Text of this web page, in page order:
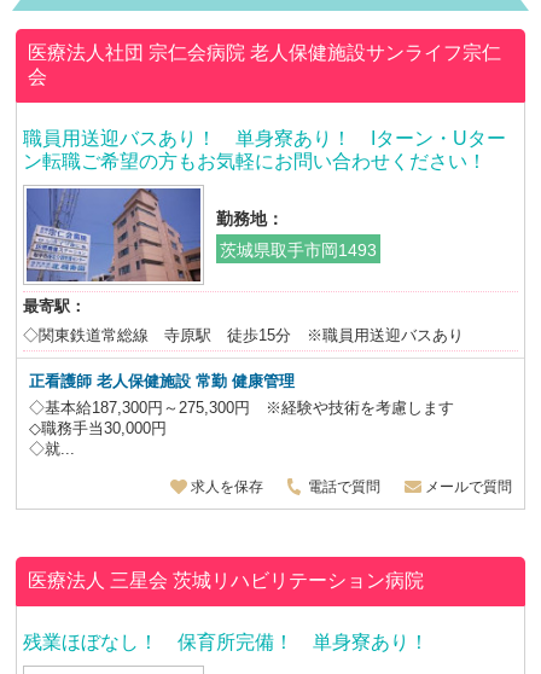
医療法人社団 宗仁会病院老人保健施設サンライフ宗仁
会
職員用送迎バスあり！ 単身寮あり！ Iターン・Uター
ン転職ご希望の方もお気軽にお問い合わせください！
勤務地：
茨城県取手市岡1493
最寄駅：
◇関東鉄道常総線 寺原駅 徒歩15分 ※職員用送迎バスあり
正看護師 老人保健施設常勤 健康管理
◇基本給187,300円～275,300円 ※経験や技術を考慮します
◇職務手当30,000円
◇就...
求人を保存 電話で質問 メールで質問
医療法人 三星会茨城リハビリテーション病院
残業ほぼなし！ 保育所完備！ 単身寮あり！